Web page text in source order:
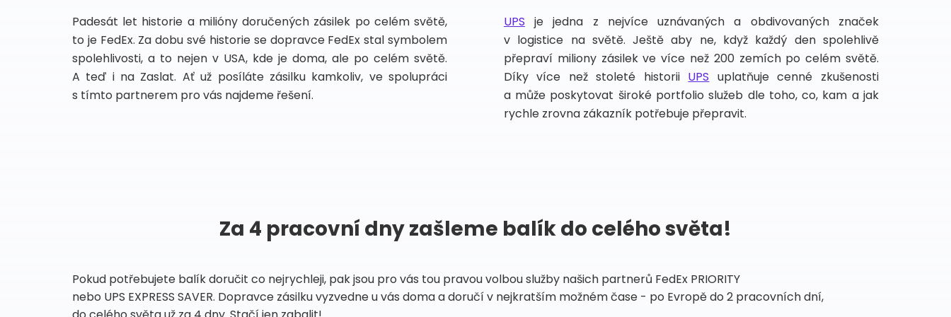
Padesát let historie a milióny doručených zásilek po celém světě,
to je FedEx. Za dobu své historie se dopravce FedEx stal symbolem
spolehlivosti, a to nejen v USA, kde je doma, ale po celém světě.
A teď i na Zaslat. Ať už posíláte zásilku kamkoliv, ve spolupráci
s tímto partnerem pro vás najdeme řešení.
UPS je jedna z nejvíce uznávaných a obdivovaných značek
v logistice na světě. Ještě aby ne, když každý den spolehlivě
přepraví miliony zásilek ve více než 200 zemích po celém světě.
Díky více než stoleté historii UPS uplatňuje cenné zkušenosti
a může poskytovat široké portfolio služeb dle toho, co, kam a jak
rychle zrovna zákazník potřebuje přepravit.
Za 4 pracovní dny zašleme balík do celého světa!
Pokud potřebujete balík doručit co nejrychleji, pak jsou pro vás tou pravou volbou služby našich partnerů FedEx PRIORITY
nebo UPS EXPRESS SAVER. Dopravce zásilku vyzvedne u vás doma a doručí v nejkratším možném čase - po Evropě do 2 pracovních dní,